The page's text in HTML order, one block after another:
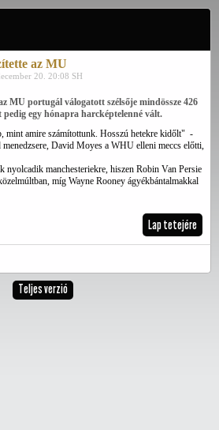
az MU
20. 20:08 SH
MU portugál válogatott szélsője mindössze 426
egy hónapra harcképtelenné vált.
mint amire számítottunk. Hosszú hetekre kidőlt" -
David Moyes a WHU elleni meccs előtti,
nyolcadik manchesteriekre, hiszen Robin Van Persie
míg Wayne Rooney ágyékbántalmakkal
Lap tetejére
Teljes verzió